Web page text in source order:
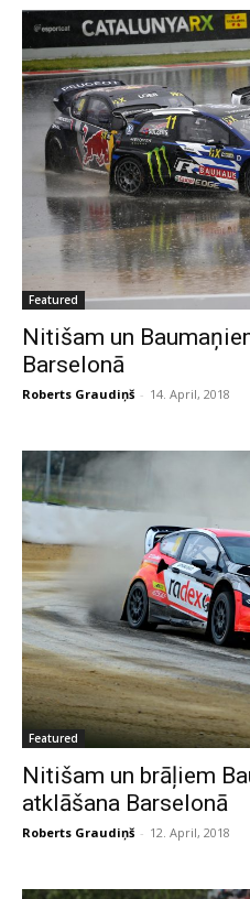
Featured
Nitišam un
Barselonā
Roberts Graudiņš - 14. April, 2018
Featured
Nitišam un brāļiem
atklāšana Barselonā
Roberts Graudiņš - 12. April, 2018